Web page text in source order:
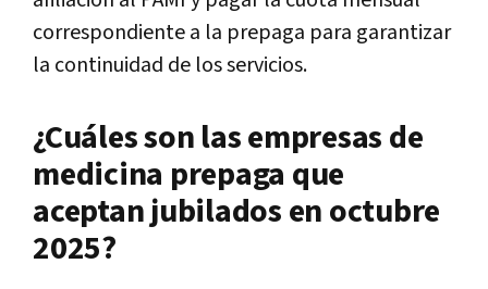
correspondiente a la prepaga para garantizar
la continuidad de los servicios.
¿Cuáles son las empresas de
medicina prepaga que
aceptan jubilados en octubre
2025?